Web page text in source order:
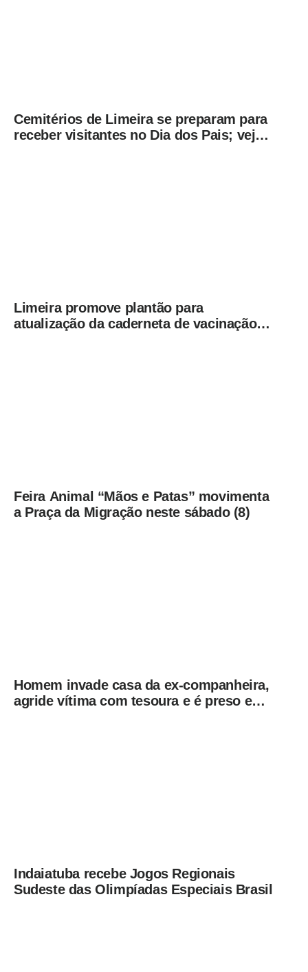
Cemitérios de Limeira se preparam para
receber visitantes no Dia dos Pais; veja
Limeira promove plantão para
atualização da caderneta de vacinação
Feira Animal “Mãos e Patas” movimenta
a Praça da Migração neste sábado (8)
Homem invade casa da ex-companheira,
agride vítima com tesoura e é preso em
Indaiatuba recebe Jogos Regionais
Sudeste das Olimpíadas Especiais Brasil